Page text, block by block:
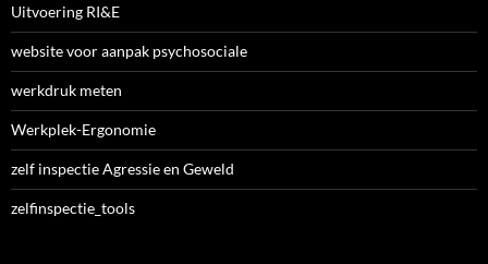
Uitvoering RI&E
website voor aanpak psychosociale
werkdruk meten
Werkplek-Ergonomie
zelf inspectie Agressie en Geweld
zelfinspectie_tools